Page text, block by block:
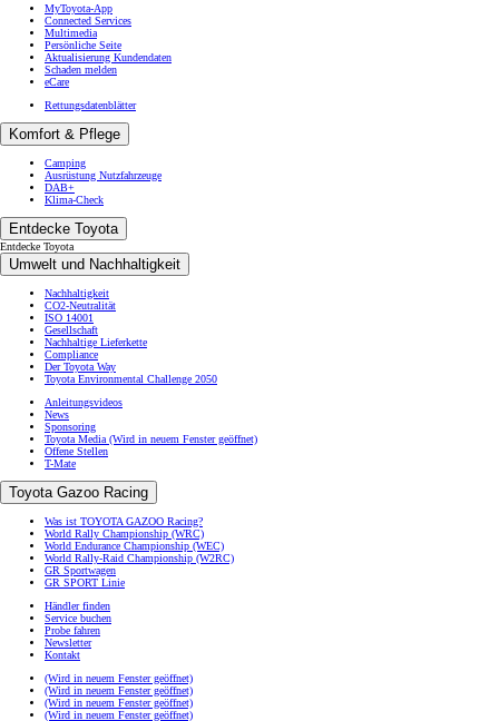
MyToyota-App
Connected Services
Multimedia
Persönliche Seite
Aktualisierung Kundendaten
Schaden melden
eCare
Rettungsdatenblätter
Komfort & Pflege
Camping
Ausrüstung Nutzfahrzeuge
DAB+
Klima-Check
Entdecke Toyota
Entdecke Toyota
Umwelt und Nachhaltigkeit
Nachhaltigkeit
CO2-Neutralität
ISO 14001
Gesellschaft
Nachhaltige Lieferkette
Compliance
Der Toyota Way
Toyota Environmental Challenge 2050
Anleitungsvideos
News
Sponsoring
Toyota Media (Wird in neuem Fenster geöffnet)
Offene Stellen
T-Mate
Toyota Gazoo Racing
Was ist TOYOTA GAZOO Racing?
World Rally Championship (WRC)
World Endurance Championship (WEC)
World Rally-Raid Championship (W2RC)
GR Sportwagen
GR SPORT Linie
Händler finden
Service buchen
Probe fahren
Newsletter
Kontakt
(Wird in neuem Fenster geöffnet)
(Wird in neuem Fenster geöffnet)
(Wird in neuem Fenster geöffnet)
(Wird in neuem Fenster geöffnet)